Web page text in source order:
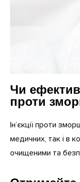
Чи
проти
Ін’єкції проти
медичних, так і в
очищеними та